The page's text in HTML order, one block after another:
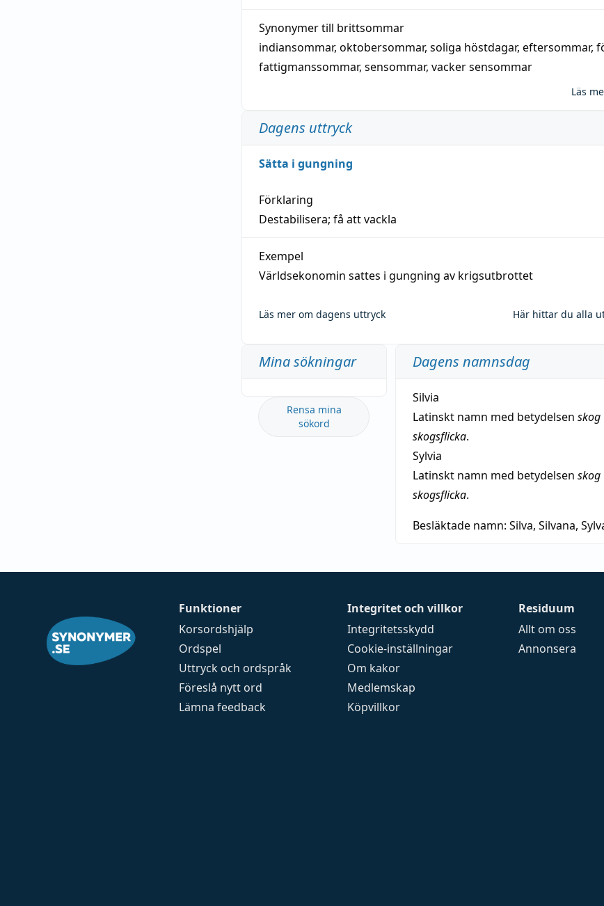
Synonymer till brittsommar
indiansommar, oktobersommar, soliga höstdagar, eftersommar,
fattigmanssommar, sensommar, vacker sensommar
Läs
Dagens uttryck
Sätta i gungning
Förklaring
Destabilisera; få att vackla
Exempel
Världsekonomin sattes i gungning av krigsutbrottet
Läs mer om dagens uttryck Här hittar du alla
Mina sökningar
Rensa mina
sökord
Dagens namnsdag
Silvia
Latinskt namn med betydelsen skog
skogsflicka.
Sylvia
Latinskt namn med betydelsen skog
skogsflicka.
Besläktade namn: Silva, Silvana,
Funktioner
Korsordshjälp
Ordspel
Uttryck och ordspråk
Föreslå nytt ord
Lämna feedback
Integritet och villkor
Integritetsskydd
Cookie-inställningar
Om kakor
Medlemskap
Köpvillkor
Residuum
Allt om oss
Annonsera